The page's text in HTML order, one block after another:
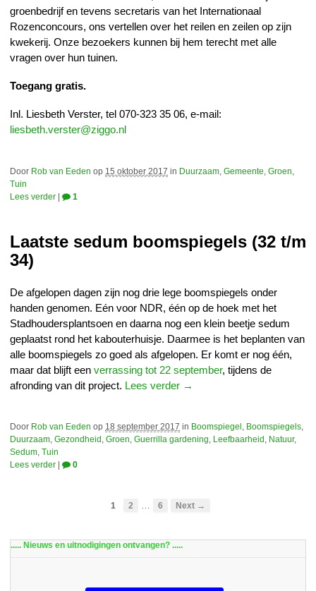
groenbedrijf en tevens secretaris van het Internationaal
Rozenconcours, ons vertellen over het reilen en zeilen op zijn
kwekerij. Onze bezoekers kunnen bij hem terecht met alle
vragen over hun tuinen.
Toegang gratis.
Inl. Liesbeth Verster, tel 070-323 35 06, e-mail:
liesbeth.verster@ziggo.nl
Door Rob van Eeden op 15 oktober 2017 in Duurzaam Gemeente Groen
Tuin
Lees verder | 1
Laatste sedum boomspiegels (32 t/m
34)
De afgelopen dagen zijn nog drie lege boomspiegels onder
handen genomen. Eén voor NDR, één op de hoek met het
Stadhoudersplantsoen en daarna nog een klein beetje sedum
geplaatst rond het kabouterhuisje. Daarmee is het beplanten van
alle boomspiegels zo goed als afgelopen. Er komt er nog één,
maar dat blijft een verrassing tot 22 september, tijdens de
afronding van dit project. Lees verder →
Door Rob van Eeden op 18 september 2017 in Boomspiegel, Boomspiegels,
Duurzaam, Gezondheid, Groen, Guerrilla gardening, Leefbaarheid, Natuur,
Sedum, Tuin
Lees verder | 0
1 2 … 6 Next →
..... Nieuws en uitnodigingen ontvangen? .....